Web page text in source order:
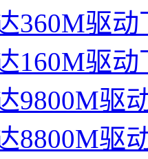
360M驱动
160M驱动
9800M驱
8800M驱